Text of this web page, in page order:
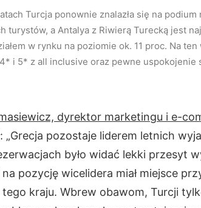
Turcja ponownie znalazła się na
turystów, a Antalya z Riwierą Turecką jest
w rynku na poziomie ok. 11 proc. Na
i 5* z all inclusive oraz pewne uspokojenie
dyrektor marketingu i e-
„Grecja pozostaje liderem letnich
było widać lekki przesyt
pozycję wicelidera miał miejsce
kraju. Wbrew obawom, Turcji